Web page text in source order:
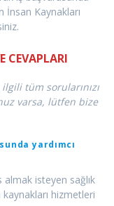
İnsan Kaynakları
CEVAPLARI
tüm sorularınızı
varsa, lütfen bize
yardımcı
almak isteyen sağlık
hizmetleri